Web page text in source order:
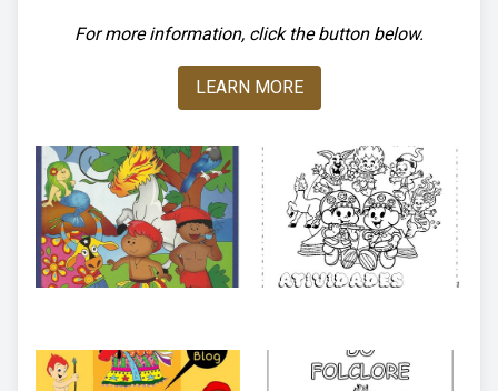
For more information, click the button below.
LEARN MORE